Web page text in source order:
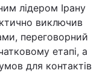
лідером Ірану
виключив
переговорний
етапі, а
для контактів